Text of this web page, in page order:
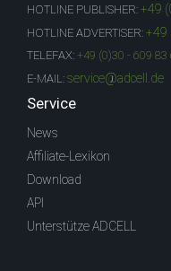
HOTLINE PUBLISHER: +49
HOTLINE ADVERTISER: +49
TELEFAX: +49 (0)30 - 609 83
E-MAIL: service@adcell.de
Service
News
Affiliate-Lexikon
Download
API
Unterstütze ADCELL